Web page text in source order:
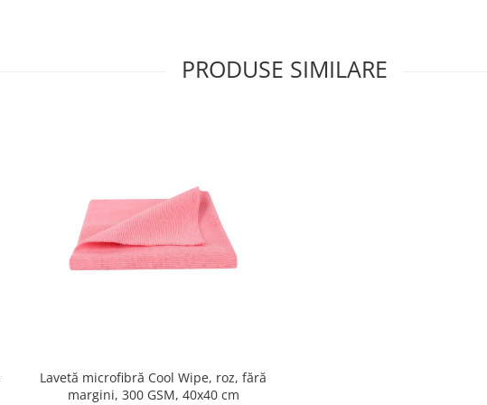
PRODUSE SIMILARE
Lavetă microfibră Cool Wipe, roz, fără
margini, 300 GSM, 40x40 cm